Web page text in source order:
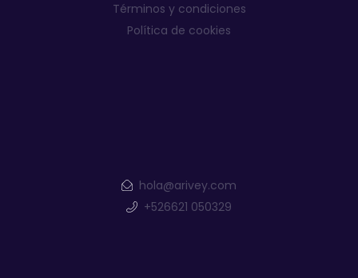
Términos y condiciones
Política de cookies
hola@arivey.com
+526621 050329